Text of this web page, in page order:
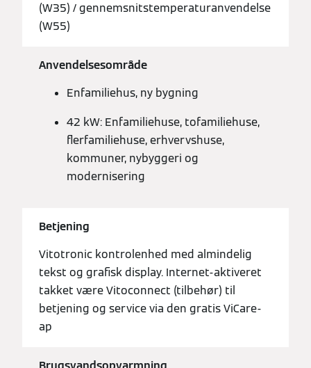
(W35) / gennemsnitstemperaturanvendelse
(W55)
Anvendelsesområde
Enfamiliehus, ny bygning
42 kW: Enfamiliehuse, tofamiliehuse,
flerfamiliehuse, erhvervshuse,
kommuner, nybyggeri og
modernisering
Betjening
Vitotronic kontrolenhed med almindelig
tekst og grafisk display. Internet-aktiveret
takket være Vitoconnect (tilbehør) til
betjening og service via den gratis ViCare-
ap